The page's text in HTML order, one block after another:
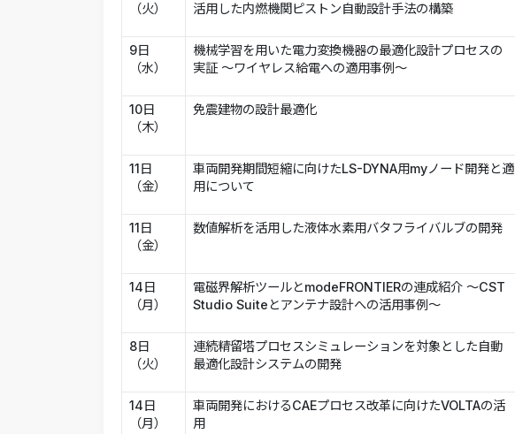
（火）
活用した内燃機関ピストン自動設計手法の構築
9日
（水）
機械学習を用いた電力変換機器の最適化設計プロセスの
実証 ～ワイヤレス給電への適用事例～
10日
（木）
免震建物の設計最適化
11日
（金）
車両開発期間短縮に向けたLS-DYNA用myノード開発と適
用について
11日
（金）
数値解析を活用した液体水素用バタフライバルブの開発
14日
（月）
電磁界解析ツールとmodeFRONTIERの連成紹介 ～CST
Studio Suiteとアンテナ設計への活用事例～
8日
（火）
連続精留塔プロセスシミュレーションを対象とした自動
最適化設計システムの開発
14日
（月）
車両開発におけるCAEプロセス改革に向けたVOLTAの活
用